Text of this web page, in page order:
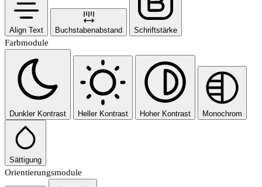
Align Text Buchstabenabstand Schriftstärke
Farbmodule
Dunkler Kontrast Heller Kontrast Hoher Kontrast Monochrom
Sättigung
Orientierungsmodule